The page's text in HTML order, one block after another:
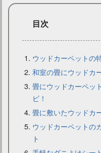
プロの手でカーペットが美
目次
ウッドカーペットの
和室の畳にウッドカ
畳にウッドカーペッ
ビ！
畳に敷いたウッドカ
ウッドカーペットの
ト